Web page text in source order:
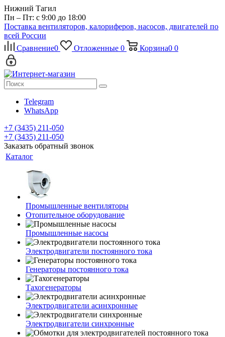
Нижний Тагил
Пн – Пт: с 9:00 до 18:00
Поставка вентиляторов, калориферов, насосов, двигателей по
всей России
Сравнение0 Отложенные 0 Корзина0 0
Telegram
WhatsApp
+7 (3435) 211-050
+7 (3435) 211-050
Заказать обратный звонок
Каталог
Промышленные вентиляторы
Отопительное оборудование
Промышленные насосы
Электродвигатели постоянного тока
Генераторы постоянного тока
Тахогенераторы
Электродвигатели асинхронные
Электродвигатели синхронные